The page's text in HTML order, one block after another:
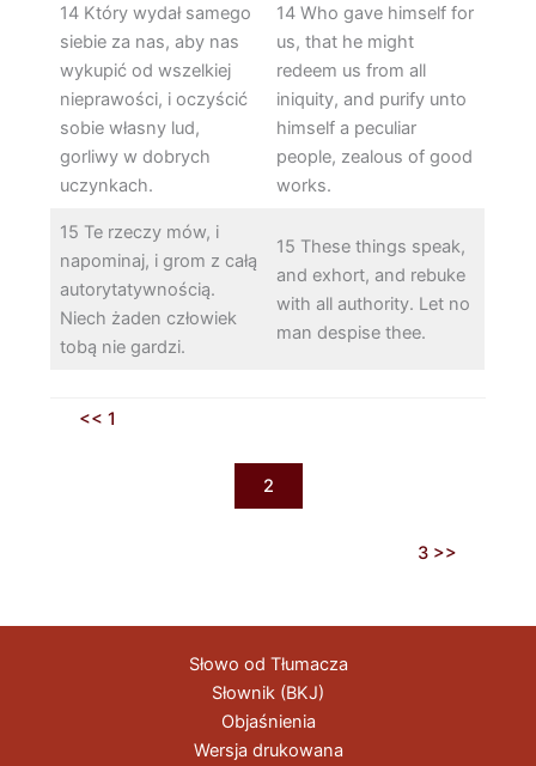
14 Który wydał samego
siebie za nas, aby nas
wykupić od wszelkiej
nieprawości, i oczyścić
sobie własny lud,
gorliwy w dobrych
uczynkach.
14 Who gave himself for
us, that he might
redeem us from all
iniquity, and purify unto
himself a peculiar
people, zealous of good
works.
15 Te rzeczy mów, i
napominaj, i grom z całą
autorytatywnością.
Niech żaden człowiek
tobą nie gardzi.
15 These things speak,
and exhort, and rebuke
with all authority. Let no
man despise thee.
<< 1
2
3 >>
Słowo od Tłumacza
Słownik (BKJ)
Objaśnienia
Wersja drukowana